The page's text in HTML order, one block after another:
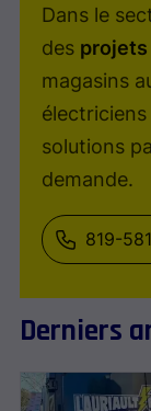
Dans le
des projets
magasins
solutions
demande.
819-
Derniers